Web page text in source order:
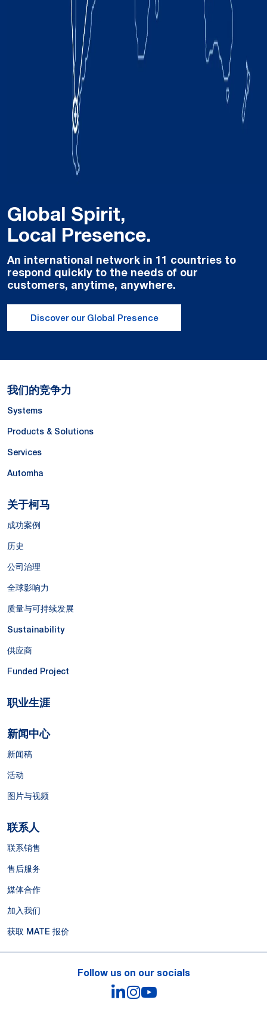
Global Spirit,
Local Presence.
An international network in 11 countries to
respond quickly to the needs of our
customers, anytime, anywhere.
Discover our Global Presence
我们的竞争力
Systems
Products & Solutions
Services
Automha
关于柯马
成功案例
历史
公司治理
全球影响力
质量与可持续发展
Sustainability
供应商
Funded Project
职业生涯
新闻中心
新闻稿
活动
图片与视频
联系人
联系销售
售后服务
媒体合作
加入我们
获取 MATE 报价
Follow us on our socials
LinkedIn
Instagram